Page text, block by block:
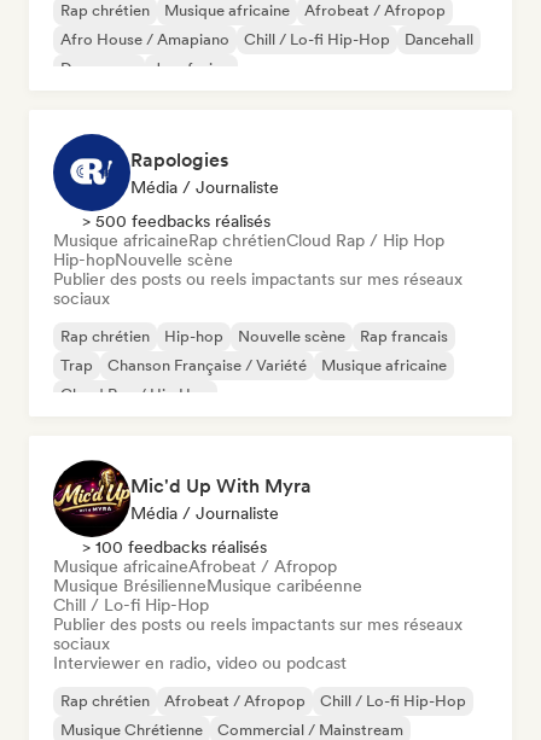
Rap chrétien Musique africaine
Afrobeat / Afropop
Afro House / Amapiano
Chill / Lo-fi Hip-Hop
Dancehall
Dance pop
Jazz fusion
Rapologies
Média / Journaliste
> 500 feedbacks réalisés
Musique africaineRap chrétienCloud Rap / Hip Hop
Hip-hopNouvelle scène
Publier des posts ou reels impactants sur mes réseaux
sociaux
Rap chrétien Hip-hop Nouvelle scène
Rap francais
Trap
Chanson Française / Variété
Musique africaine
Cloud Rap / Hip Hop
Mic'd Up With Myra
Média / Journaliste
> 100 feedbacks réalisés
Musique africaineAfrobeat / Afropop
Musique BrésilienneMusique caribéenne
Chill / Lo-fi Hip-Hop
Publier des posts ou reels impactants sur mes réseaux
sociaux
Interviewer en radio, video ou podcast
Rap chrétien Afrobeat / Afropop
Chill / Lo-fi Hip-Hop
Musique Chrétienne
Commercial / Mainstream